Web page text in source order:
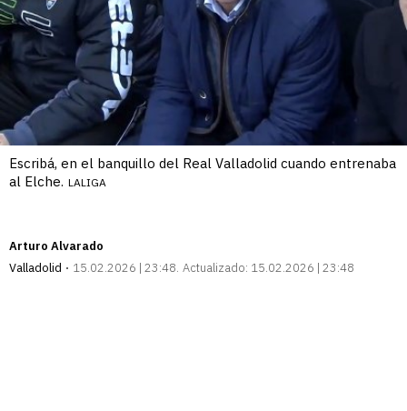
Escribá, en el banquillo del Real Valladolid cuando entrenaba
al Elche. LALIGA
Arturo Alvarado
Valladolid
15.02.2026 | 23:48 Actualizado: 15.02.2026 | 23:48